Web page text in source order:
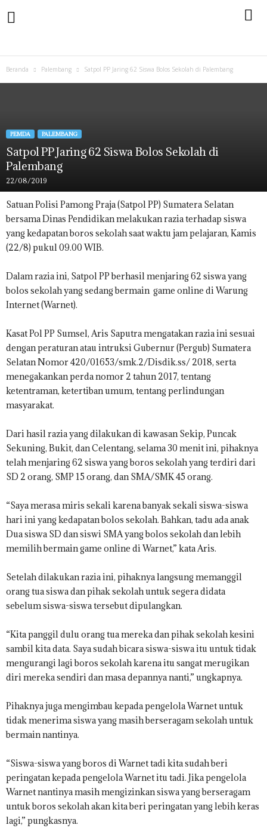
Beranda Palembang Satpol PP Jaring 62 Siswa Bolos Sekolah di Palembang
PEMDA PALEMBANG
Satpol PP Jaring 62 Siswa Bolos Sekolah di
Palembang
22/08/2019
Satuan Polisi Pamong Praja (Satpol PP) Sumatera Selatan
bersama Dinas Pendidikan melakukan razia terhadap siswa
yang kedapatan boros sekolah saat waktu jam pelajaran, Kamis
(22/8) pukul 09.00 WIB.
Dalam razia ini, Satpol PP berhasil menjaring 62 siswa yang
bolos sekolah yang sedang bermain game online di Warung
Internet (Warnet).
Kasat Pol PP Sumsel, Aris Saputra mengatakan razia ini sesuai
dengan peraturan atau intruksi Gubernur (Pergub) Sumatera
Selatan Nomor 420/01653/smk.2/Disdik.ss/ 2018, serta
menegakankan perda nomor 2 tahun 2017, tentang
ketentraman, ketertiban umum, tentang perlindungan
masyarakat.
Dari hasil razia yang dilakukan di kawasan Sekip, Puncak
Sekuning, Bukit, dan Celentang, selama 30 menit ini, pihaknya
telah menjaring 62 siswa yang boros sekolah yang terdiri dari
SD 2 orang, SMP 15 orang, dan SMA/SMK 45 orang.
“Saya merasa miris sekali karena banyak sekali siswa-siswa
hari ini yang kedapatan bolos sekolah. Bahkan, tadu ada anak
Dua siswa SD dan siswi SMA yang bolos sekolah dan lebih
memilih bermain game online di Warnet,” kata Aris.
Setelah dilakukan razia ini, pihaknya langsung memanggil
orang tua siswa dan pihak sekolah untuk segera didata
sebelum siswa-siswa tersebut dipulangkan.
“Kita panggil dulu orang tua mereka dan pihak sekolah kesini
sambil kita data. Saya sudah bicara siswa-siswa itu untuk tidak
mengurangi lagi boros sekolah karena itu sangat merugikan
diri mereka sendiri dan masa depannya nanti,” ungkapnya.
Pihaknya juga mengimbau kepada pengelola Warnet untuk
tidak menerima siswa yang masih berseragam sekolah untuk
bermain nantinya.
“Siswa-siswa yang boros di Warnet tadi kita sudah beri
peringatan kepada pengelola Warnet itu tadi. Jika pengelola
Warnet nantinya masih mengizinkan siswa yang berseragam
untuk boros sekolah akan kita beri peringatan yang lebih keras
lagi,” pungkasnya.